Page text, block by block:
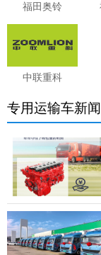
福田奥铃
中联重科
专用运输车新闻